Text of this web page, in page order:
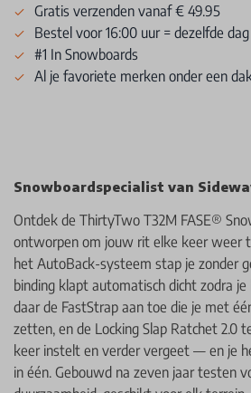
Gratis verzenden vanaf € 49.95
Bestel voor 16:00 uur = dezelfde
#1 In Snowboards
Al je favoriete merken onder een
Snowboardspecialist van
Ontdek de ThirtyTwo T32M FASE®
ontworpen om jouw rit elke keer weer
het AutoBack-systeem stap je zonder
binding klapt automatisch dicht zodra
daar de FastStrap aan toe die je met
zetten, en de Locking Slap Ratchet 2.0
keer instelt en verder vergeet — en je
in één. Gebouwd na zeven jaar testen